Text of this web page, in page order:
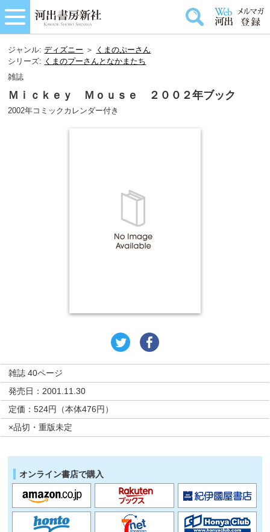
ジャンル:ディズニー ＞
くまのぷーさん
シリーズ: くまのプーさんとなかまたち
雑誌
Ｍｉｃｋｅｙ Ｍｏｕｓｅ ２００２年ブック
2002年コミックカレンダー付き
雑誌 40ページ
発売日：2001.11.30
定価：524円（本体476円）
×品切・重版未定
オンライン書店で購入